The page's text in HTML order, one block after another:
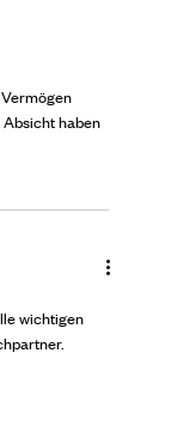
haben
wichtigen